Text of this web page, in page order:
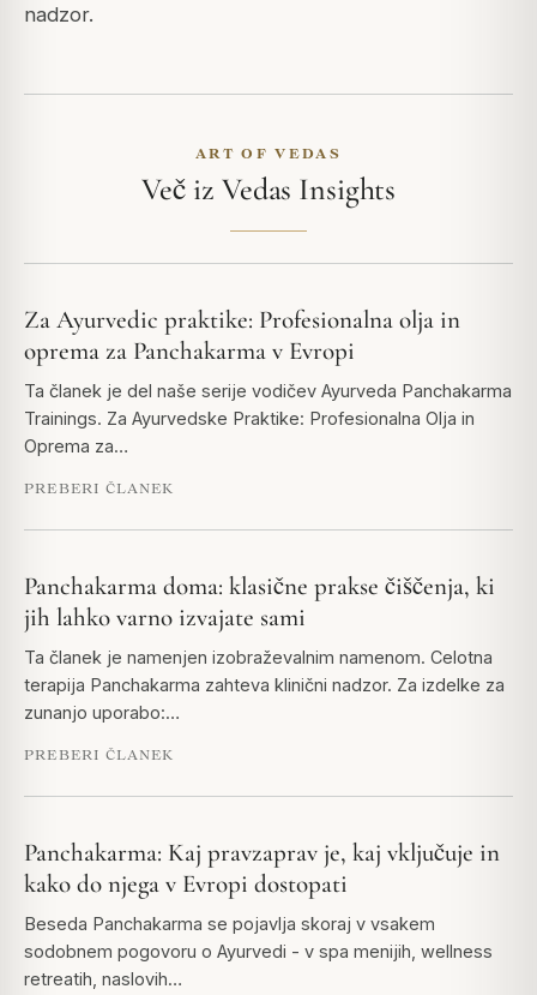
nadzor.
ART OF VEDAS
Več iz Vedas Insights
Za Ayurvedic praktike: Profesionalna olja in
oprema za Panchakarma v Evropi
Ta članek je del naše serije vodičev Ayurveda Panchakarma
Trainings. Za Ayurvedske Praktike: Profesionalna Olja in
Oprema za…
PREBERI ČLANEK
Panchakarma doma: klasične prakse čiščenja, ki
jih lahko varno izvajate sami
Ta članek je namenjen izobraževalnim namenom. Celotna
terapija Panchakarma zahteva klinični nadzor. Za izdelke za
zunanjo uporabo:…
PREBERI ČLANEK
Panchakarma: Kaj pravzaprav je, kaj vključuje in
kako do njega v Evropi dostopati
Beseda Panchakarma se pojavlja skoraj v vsakem
sodobnem pogovoru o Ayurvedi - v spa menijih, wellness
retreatih, naslovih…